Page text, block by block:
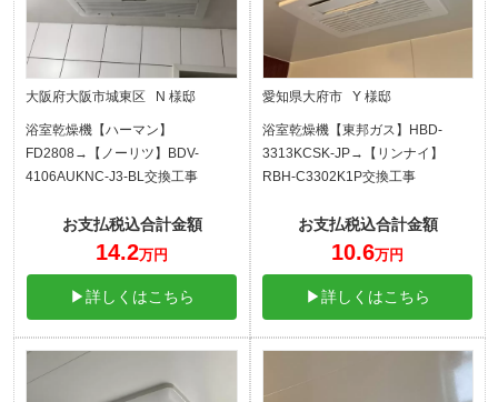
大阪府大阪市城東区 N 様邸
浴室乾燥機【ハーマン】
FD2808→【ノーリツ】BDV-
4106AUKNC-J3-BL交換工事
お支払税込合計金額
14.2万円
▶詳しくはこちら
愛知県大府市 Y 様邸
浴室乾燥機【東邦ガス】HBD-
3313KCSK-JP→【リンナイ】
RBH-C3302K1P交換工事
お支払税込合計金額
10.6万円
▶詳しくはこちら